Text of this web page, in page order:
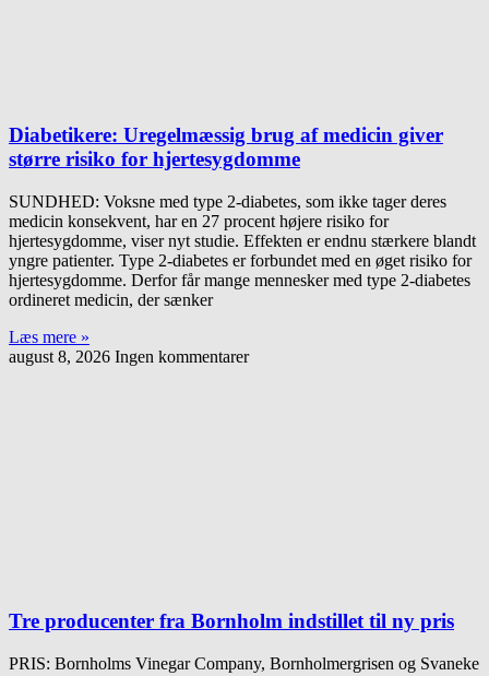
Diabetikere: Uregelmæssig brug af medicin giver
større risiko for hjertesygdomme
SUNDHED: Voksne med type 2-diabetes, som ikke tager deres
medicin konsekvent, har en 27 procent højere risiko for
hjertesygdomme, viser nyt studie. Effekten er endnu stærkere blandt
yngre patienter. Type 2-diabetes er forbundet med en øget risiko for
hjertesygdomme. Derfor får mange mennesker med type 2-diabetes
ordineret medicin, der sænker
Læs mere »
august 8, 2026 Ingen kommentarer
Tre producenter fra Bornholm indstillet til ny pris
PRIS: Bornholms Vinegar Company, Bornholmergrisen og Svaneke